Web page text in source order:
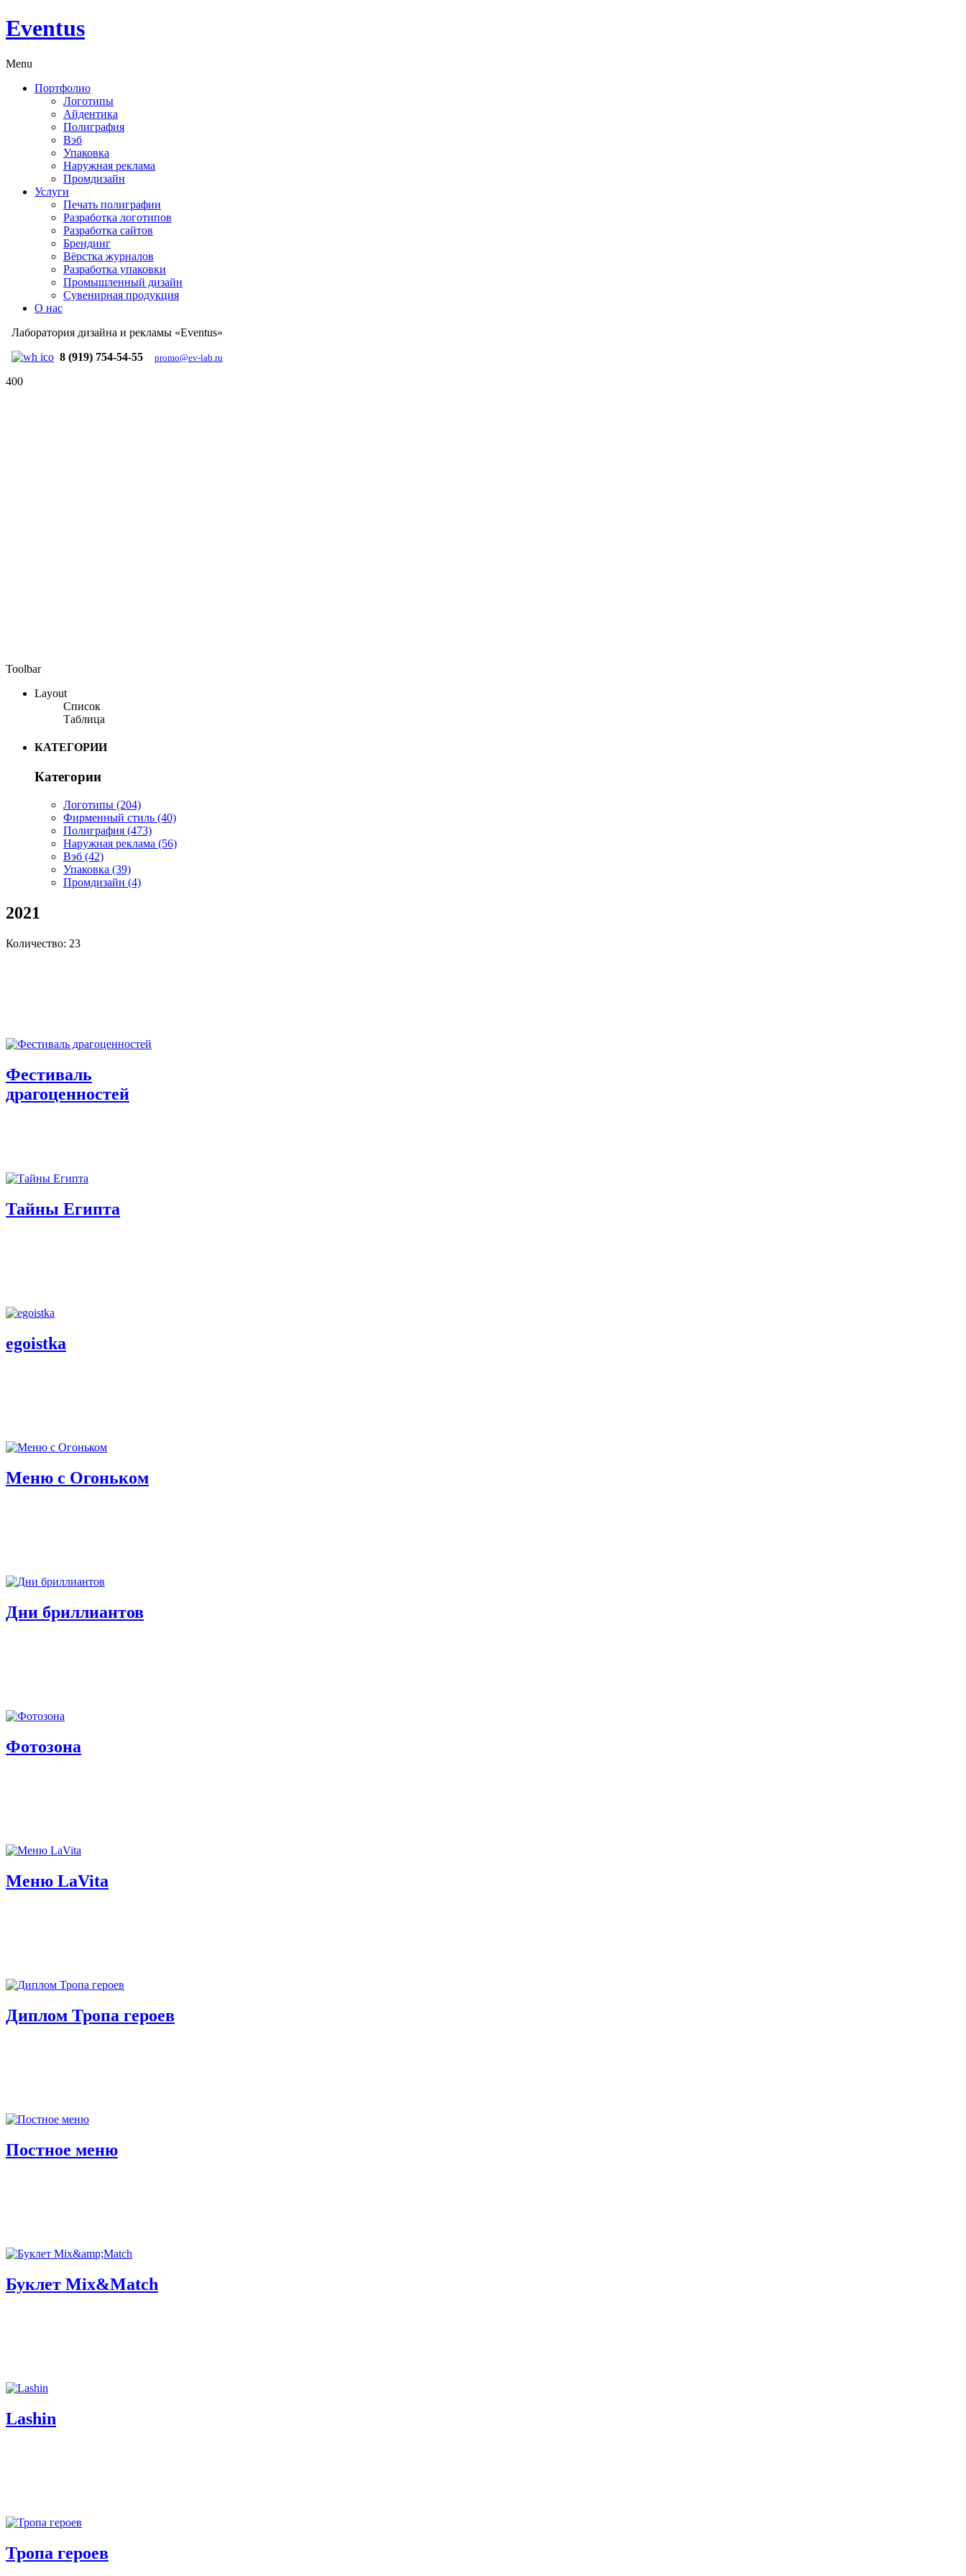
Eventus
Menu
Портфолио
Логотипы
Айдентика
Полиграфия
Вэб
Упаковка
Наружная реклама
Промдизайн
Услуги
Печать полиграфии
Разработка логотипов
Разработка сайтов
Брендинг
Вёрстка журналов
Разработка упаковки
Промышленный дизайн
Сувенирная продукция
О нас
Лаборатория дизайна и рекламы «Eventus»
8 (919) 754-54-55
promo@ev-lab.ru
400
Toolbar
Layout
Список
Таблица
КАТЕГОРИИ
Категории
Логотипы (204)
Фирменный стиль (40)
Полиграфия (473)
Наружная реклама (56)
Вэб (42)
Упаковка (39)
Промдизайн (4)
2021
Количество: 23
Фестиваль
драгоценностей
Тайны Египта
egoistka
Меню с Огоньком
Дни бриллиантов
Фотозона
Меню LaVita
Диплом Тропа героев
Постное меню
Буклет Mix&Match
Lashin
Тропа героев